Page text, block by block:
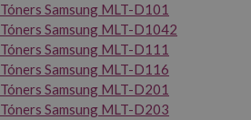
Tóners Samsung MLT-D101
Tóners Samsung MLT-D1042
Tóners Samsung MLT-D111
Tóners Samsung MLT-D116
Tóners Samsung MLT-D201
Tóners Samsung MLT-D203